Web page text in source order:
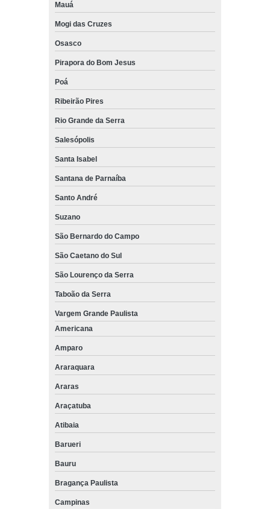
Mauá
Mogi das Cruzes
Osasco
Pirapora do Bom Jesus
Poá
Ribeirão Pires
Rio Grande da Serra
Salesópolis
Santa Isabel
Santana de Parnaíba
Santo André
Suzano
São Bernardo do Campo
São Caetano do Sul
São Lourenço da Serra
Taboão da Serra
Vargem Grande Paulista
Americana
Amparo
Araraquara
Araras
Araçatuba
Atibaia
Barueri
Bauru
Bragança Paulista
Campinas